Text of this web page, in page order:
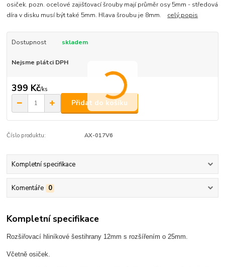
osiček. pozn. ocelové zajišťovací šrouby mají průměr osy 5mm - středová
díra v disku musí být také 5mm. Hlava šroubu je 8mm. celý popis
Dostupnost skladem
Nejsme plátci DPH
399 Kč/ks
Přidat do košíku
Číslo produktu: AX-017V6
Kompletní specifikace
Komentáře 0
Kompletní specifikace
Rozšiřovací hliníkové šestihrany 12mm s rozšířením o 25mm.
Včetně osiček.